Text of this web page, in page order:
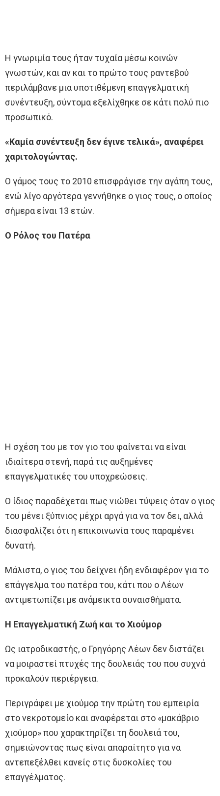
Η γνωριμία τους ήταν τυχαία μέσω κοινών
γνωστών, και αν και το πρώτο τους ραντεβού
περιλάμβανε μια υποτιθέμενη επαγγελματική
συνέντευξη, σύντομα εξελίχθηκε σε κάτι πολύ πιο
προσωπικό.
«Καμία συνέντευξη δεν έγινε τελικά», αναφέρει
χαριτολογώντας.
Ο γάμος τους το 2010 επισφράγισε την αγάπη τους,
ενώ λίγο αργότερα γεννήθηκε ο γιος τους, ο οποίος
σήμερα είναι 13 ετών.
Ο Ρόλος του Πατέρα
Η σχέση του με τον γιο του φαίνεται να είναι
ιδιαίτερα στενή, παρά τις αυξημένες
επαγγελματικές του υποχρεώσεις.
Ο ίδιος παραδέχεται πως νιώθει τύψεις όταν ο γιος
του μένει ξύπνιος μέχρι αργά για να τον δει, αλλά
διασφαλίζει ότι η επικοινωνία τους παραμένει
δυνατή.
Μάλιστα, ο γιος του δείχνει ήδη ενδιαφέρον για το
επάγγελμα του πατέρα του, κάτι που ο Λέων
αντιμετωπίζει με ανάμεικτα συναισθήματα.
Η Επαγγελματική Ζωή και το Χιούμορ
Ως ιατροδικαστής, ο Γρηγόρης Λέων δεν διστάζει
να μοιραστεί πτυχές της δουλειάς του που συχνά
προκαλούν περιέργεια.
Περιγράφει με χιούμορ την πρώτη του εμπειρία
στο νεκροτομείο και αναφέρεται στο «μακάβριο
χιούμορ» που χαρακτηρίζει τη δουλειά του,
σημειώνοντας πως είναι απαραίτητο για να
αντεπεξέλθει κανείς στις δυσκολίες του
επαγγέλματος.